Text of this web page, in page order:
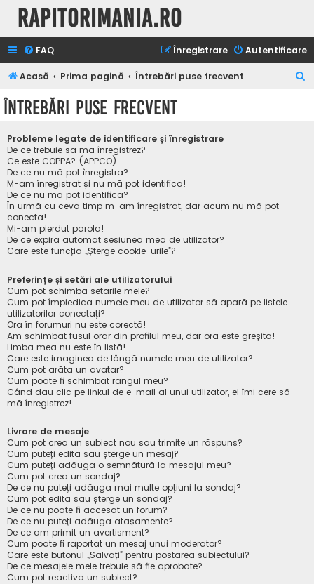
Rapitorimania.ro
FAQ Autentificare
Înregistrare
Acasă Prima pagină Întrebări puse frecvent
Întrebări puse frecvent
Probleme legate de identificare și înregistrare
De ce trebuie să mă înregistrez?
Ce este COPPA? (APPCO)
De ce nu mă pot înregistra?
M-am înregistrat și nu mă pot identifica!
De ce nu mă pot identifica?
În urmă cu ceva timp m-am înregistrat, dar acum nu mă pot
conecta!
Mi-am pierdut parola!
De ce expiră automat sesiunea mea de utilizator?
Care este funcția „Șterge cookie-urile”?
Preferințe și setări ale utilizatorului
Cum pot schimba setările mele?
Cum pot împiedica numele meu de utilizator să apară pe listele
utilizatorilor conectați?
Ora în forumuri nu este corectă!
Am schimbat fusul orar din profilul meu, dar ora este greșită!
Limba mea nu este în listă!
Care este imaginea de lângă numele meu de utilizator?
Cum pot arăta un avatar?
Cum poate fi schimbat rangul meu?
Când dau clic pe linkul de e-mail al unui utilizator, el îmi cere să
mă înregistrez!
Livrare de mesaje
Cum pot crea un subiect nou sau trimite un răspuns?
Cum puteți edita sau șterge un mesaj?
Cum puteți adăuga o semnătură la mesajul meu?
Cum pot crea un sondaj?
De ce nu puteți adăuga mai multe opțiuni la sondaj?
Cum pot edita sau șterge un sondaj?
De ce nu poate fi accesat un forum?
De ce nu puteți adăuga atașamente?
De ce am primit un avertisment?
Cum poate fi raportat un mesaj unui moderator?
Care este butonul „Salvați” pentru postarea subiectului?
De ce mesajele mele trebuie să fie aprobate?
Cum pot reactiva un subiect?